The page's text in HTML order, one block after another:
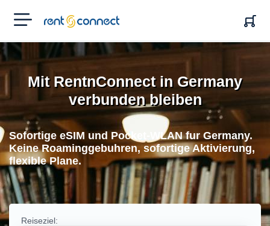
RENT'N
CONNECT
Mit RentnConnect in Germany
verbunden bleiben
Sofortige eSIM und Pocket-WLAN fur Germany.
Keine Roaminggebuhren, sofortige Aktivierung,
flexible Plane.
Reiseziel: